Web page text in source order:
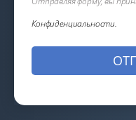
Конфиденциальности.